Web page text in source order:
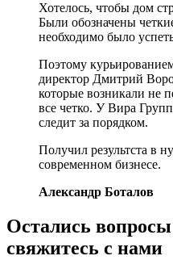
Хотелось, чтобы дом
Были обозначены
необходимо было
Поэтому
директор Дмитрий
которые возникали не
все четко. У Вира
следит за порядком.
Получил результста в
современном бизнесе.
Александр Боталов
Остались
свяжитесь с нами